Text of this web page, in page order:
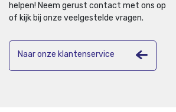
helpen! Neem gerust contact met ons op
of kijk bij onze veelgestelde vragen.
Naar onze klantenservice